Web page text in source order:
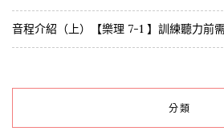
音程介紹（上）【樂理 7-1 】訓練聽力前
分類